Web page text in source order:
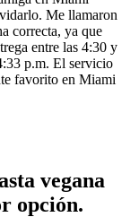
Me llamaron
correcta, ya que
entre las 4:30 y
p.m. El servicio
favorito en Miami
vegana
opción.